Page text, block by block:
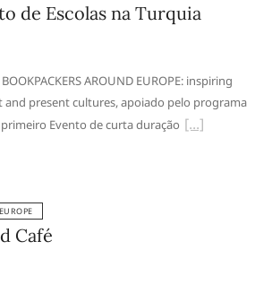
de Escolas na Turquia
AROUND EUROPE: inspiring
present cultures, apoiado pelo programa
Evento de curta duração
Café